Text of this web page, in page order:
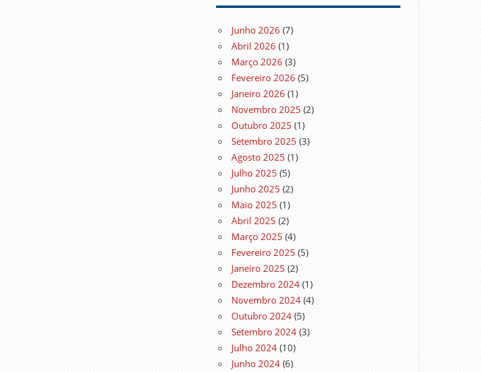
Junho 2026 (7)
Abril 2026 (1)
Março 2026 (3)
Fevereiro 2026 (5)
Janeiro 2026 (1)
Novembro 2025 (2)
Outubro 2025 (1)
Setembro 2025 (3)
Agosto 2025 (1)
Julho 2025 (5)
Junho 2025 (2)
Maio 2025 (1)
Abril 2025 (2)
Março 2025 (4)
Fevereiro 2025 (5)
Janeiro 2025 (2)
Dezembro 2024 (1)
Novembro 2024 (4)
Outubro 2024 (5)
Setembro 2024 (3)
Julho 2024 (10)
Junho 2024 (6)